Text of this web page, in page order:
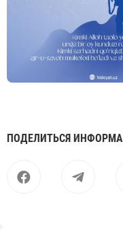
ПОДЕЛИТЬСЯ